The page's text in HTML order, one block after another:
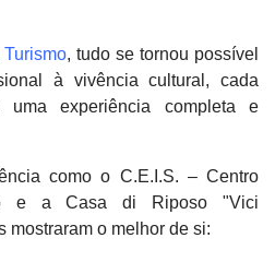
, tudo se tornou possível
à vivência cultural, cada
uma experiência completa e
como o C.E.I.S. – Centro
e a Casa di Riposo "Vici
mostraram o melhor de si: